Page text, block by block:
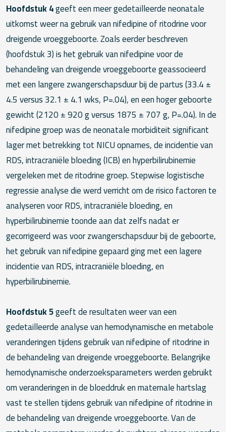
Hoofdstuk 4geeft een meer gedetailleerde neonatale
uitkomst weer na gebruik van nifedipine of ritodrine voor
dreigende vroeggeboorte. Zoals eerder beschreven
(hoofdstuk 3) is het gebruik van nifedipine voor de
behandeling van dreigende vroeggeboorte geassocieerd
met een langere zwangerschapsduur bij de partus (33.4 ±
4.5 versus 32.1 ± 4.1 wks, P=.04), en een hoger geboorte
gewicht (2120 ± 920 g versus 1875 ± 707 g, P=.04). In de
nifedipine groep was de neonatale morbiditeit significant
lager met betrekking tot NICU opnames, de incidentie van
RDS, intracraniële bloeding (ICB) en hyperbilirubinemie
vergeleken met de ritodrine groep. Stepwise logistische
regressie analyse die werd verricht om de risico factoren te
analyseren voor RDS, intracraniële bloeding, en
hyperbilirubinemie toonde aan dat zelfs nadat er
gecorrigeerd was voor zwangerschapsduur bij de geboorte,
het gebruik van nifedipine gepaard ging met een lagere
incidentie van RDS, intracraniële bloeding, en
hyperbilirubinemie.
Hoofdstuk 5geeft de resultaten weer van een
gedetailleerde analyse van hemodynamische en metabole
veranderingen tijdens gebruik van nifedipine of ritodrine in
de behandeling van dreigende vroeggeboorte. Belangrijke
hemodynamische onderzoeksparameters werden gebruikt
om veranderingen in de bloeddruk en maternale hartslag
vast te stellen tijdens gebruik van nifedipine of ritodrine in
de behandeling van dreigende vroeggeboorte. Van de